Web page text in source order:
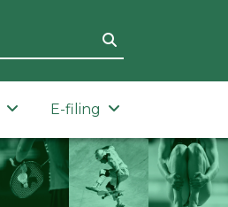
E-filing